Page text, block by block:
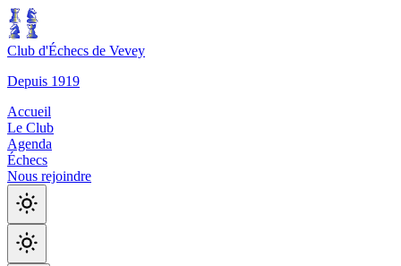
Club d'Échecs de Vevey
Depuis 1919
Accueil
Le Club
Agenda
Échecs
Nous rejoindre